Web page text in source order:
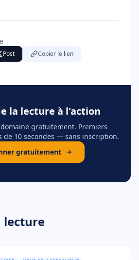
Post Copier le lien
la lecture à l'action
gratuitement. Premiers
de 10 secondes — sans inscription.
gratuitement
lecture